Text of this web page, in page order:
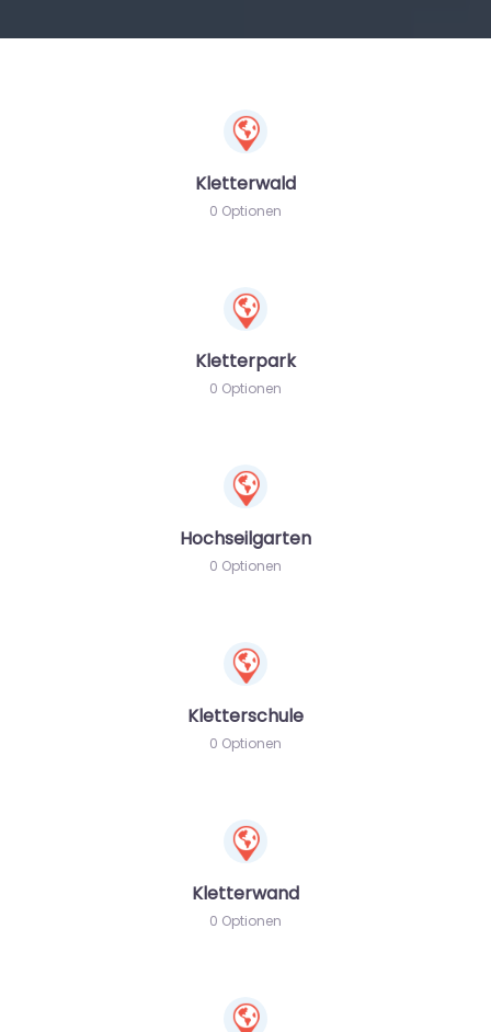
Kletterwald
0 Optionen
Kletterpark
0 Optionen
Hochseilgarten
0 Optionen
Kletterschule
0 Optionen
Kletterwand
0 Optionen